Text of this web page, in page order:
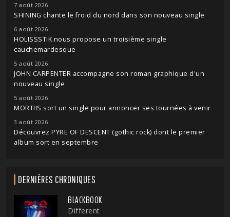
7 août 2026
SHINING chante le froid du nord dans son nouveau single
6 août 2026
HOLISSSTIK nous propose un troisième single
cauchemardesque
5 août 2026
JOHN CARPENTER accompagne son roman graphique d'un
nouveau single
5 août 2026
MORTIIS sort un single pour annoncer ses tournées à venir
3 août 2026
Découvrez PYRE OF DESCENT (gothic rock) dont le premier
album sort en septembre
DERNIÈRES CHRONIQUES
BLACKBOOK
Different